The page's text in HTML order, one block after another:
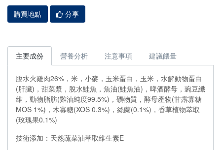
購買地點 分享
主要成份 營養分析 注意事項 建議餵量
脫水火雞肉26%，米，小麥，玉米蛋白，玉米，水解動物蛋白
(肝臟)，甜菜漿，脫水鮭魚，魚油(鮭魚油)，啤酒酵母，豌豆纖
維，動物脂肪(雞油純度99.5%)，礦物質，酵母產物(甘露寡糖
MOS 1%)，木寡糖(XOS 0.3%)，絲蘭(0.1%)，香草植物萃取
(玫瑰果0.1%)
技術添加：天然蔬菜油萃取維生素E